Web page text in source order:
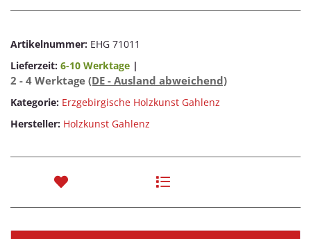
Artikelnummer: EHG 71011
Lieferzeit: 6-10 Werktage |
2 - 4 Werktage (DE - Ausland abweichend)
Kategorie: Erzgebirgische Holzkunst Gahlenz
Hersteller: Holzkunst Gahlenz